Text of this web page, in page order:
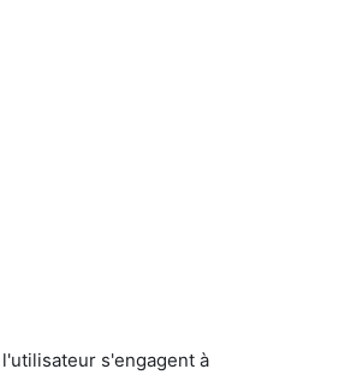
s'engagent à